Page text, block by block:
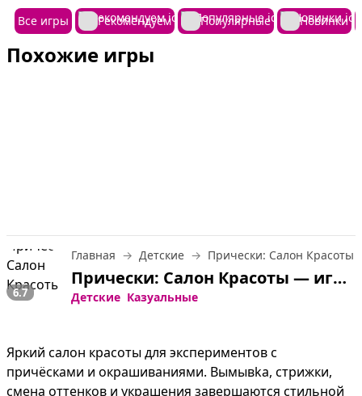
Все игры Рекомендуем Популярные Новинки
Похожие игры
6.7
Главная Детские Прически: Салон Красоты
Прически: Салон Красоты — играть онлайн бесплатно
Детские Казуальные
Яркий салон красоты для экспериментов с
причёсками и окрашиваниями. Вымывka, стрижки,
смена оттенков и украшения завершаются стильной